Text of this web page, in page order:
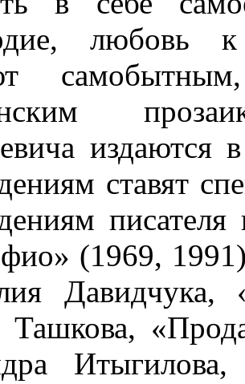
любовь
ставят
(1969,
Давидчука,
Ташкова,